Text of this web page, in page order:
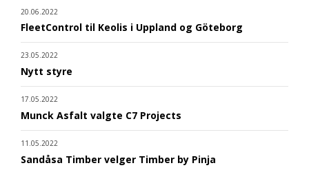
20.06.2022
FleetControl til Keolis i Uppland og Göteborg
23.05.2022
Nytt styre
17.05.2022
Munck Asfalt valgte C7 Projects
11.05.2022
Sandåsa Timber velger Timber by Pinja